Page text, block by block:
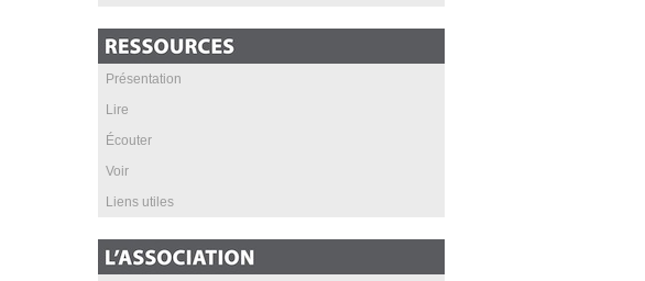
Présentation
Lire
Écouter
Voir
Liens utiles